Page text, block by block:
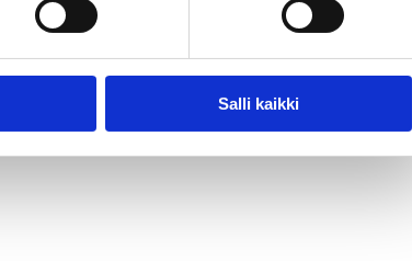
Salli kaikki